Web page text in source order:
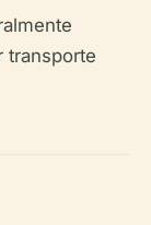
transporte